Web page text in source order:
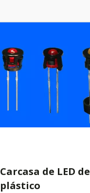
Carcasa de LED de
plástico